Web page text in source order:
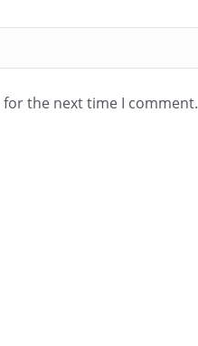
the next time I comment.